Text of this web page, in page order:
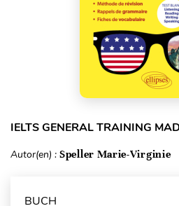
IELTS GENERAL TRAINING
Autor(en) : Speller Marie-Virginie
BUCH